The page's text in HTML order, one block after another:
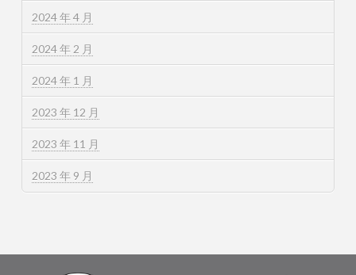
2024 年 4 月
2024 年 2 月
2024 年 1 月
2023 年 12 月
2023 年 11 月
2023 年 9 月